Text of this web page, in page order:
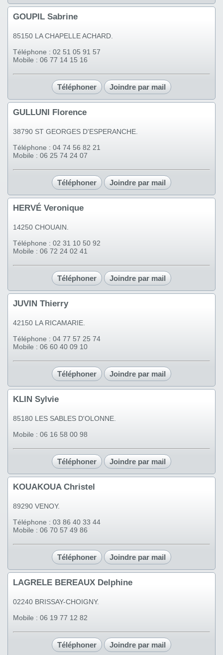
GOUPIL Sabrine
85150 LA CHAPELLE ACHARD.
Téléphone : 02 51 05 91 57
Mobile : 06 77 14 15 16
Téléphoner Joindre par mail
GULLUNI Florence
38790 ST GEORGES D'ESPERANCHE.
Téléphone : 04 74 56 82 21
Mobile : 06 25 74 24 07
Téléphoner Joindre par mail
HERVÉ Veronique
14250 CHOUAIN.
Téléphone : 02 31 10 50 92
Mobile : 06 72 24 02 41
Téléphoner Joindre par mail
JUVIN Thierry
42150 LA RICAMARIE.
Téléphone : 04 77 57 25 74
Mobile : 06 60 40 09 10
Téléphoner Joindre par mail
KLIN Sylvie
85180 LES SABLES D'OLONNE.
Mobile : 06 16 58 00 98
Téléphoner Joindre par mail
KOUAKOUA Christel
89290 VENOY.
Téléphone : 03 86 40 33 44
Mobile : 06 70 57 49 86
Téléphoner Joindre par mail
LAGRELE BEREAUX Delphine
02240 BRISSAY-CHOIGNY.
Mobile : 06 19 77 12 82
Téléphoner Joindre par mail